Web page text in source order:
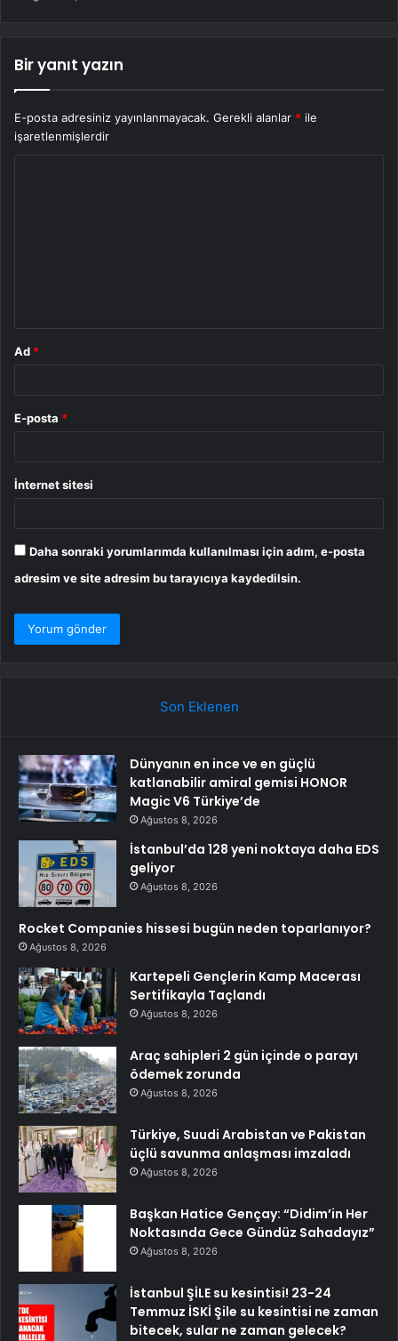
Bir yanıt yazın
E-posta adresiniz yayınlanmayacak. Gerekli alanlar * ile
işaretlenmişlerdir
Ad *
E-posta *
İnternet sitesi
Daha sonraki yorumlarımda kullanılması için adım, e-posta
adresim ve site adresim bu tarayıcıya kaydedilsin.
Son Eklenen
Dünyanın en ince ve en güçlü
katlanabilir amiral gemisi HONOR
Magic V6 Türkiye’de
Ağustos 8, 2026
İstanbul’da 128 yeni noktaya daha EDS
geliyor
Ağustos 8, 2026
Rocket Companies hissesi bugün neden toparlanıyor?
Ağustos 8, 2026
Kartepeli Gençlerin Kamp Macerası
Sertifikayla Taçlandı
Ağustos 8, 2026
Araç sahipleri 2 gün içinde o parayı
ödemek zorunda
Ağustos 8, 2026
Türkiye, Suudi Arabistan ve Pakistan
üçlü savunma anlaşması imzaladı
Ağustos 8, 2026
Başkan Hatice Gençay: “Didim’in Her
Noktasında Gece Gündüz Sahadayız”
Ağustos 8, 2026
İstanbul ŞİLE su kesintisi! 23-24
Temmuz İSKİ Şile su kesintisi ne zaman
bitecek, sular ne zaman gelecek?